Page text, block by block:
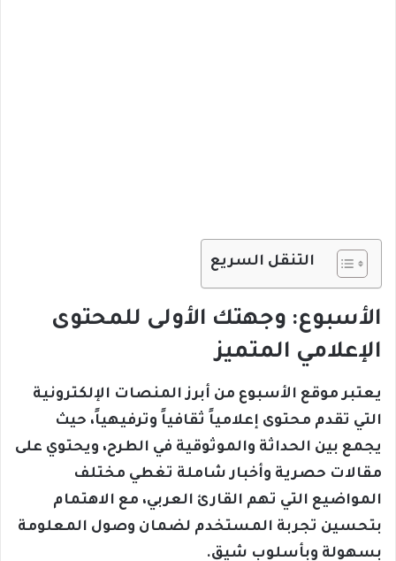
التنقل السريع
الأسبوع: وجهتك الأولى للمحتوى
الإعلامي المتميز
يعتبر موقع الأسبوع من أبرز المنصات الإلكترونية
التي تقدم محتوى إعلامياً ثقافياً وترفيهياً، حيث
يجمع بين الحداثة والموثوقية في الطرح، ويحتوي على
مقالات حصرية وأخبار شاملة تغطي مختلف
المواضيع التي تهم القارئ العربي، مع الاهتمام
بتحسين تجربة المستخدم لضمان وصول المعلومة
بسهولة وبأسلوب شيق.